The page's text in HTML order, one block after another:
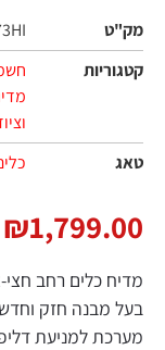
מק"ט
קטגוריות
טאג
₪1,799.00
בעל מבנה חזק